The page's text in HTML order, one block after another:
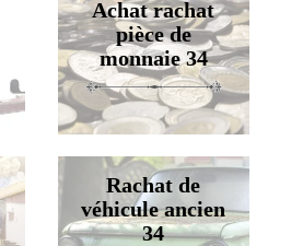
Achat rachat
pièce de
monnaie 34
Rachat de
véhicule ancien
34